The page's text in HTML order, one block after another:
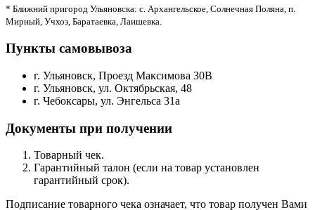
* Ближний пригород Ульяновска: с. Архангельское, Солнечная Поляна, п.
Мирный, Учхоз, Баратаевка, Лаишевка.
Пункты самовывоза
г. Ульяновск, Проезд Максимова 30В
г. Ульяновск, ул. Октябрьская, 48
г. Чебоксары, ул. Энгельса 31а
Документы при получении
Товарный чек.
Гарантийный талон (если на товар установлен
гарантийный срок).
Подписание товарного чека означает, что товар получен Вами